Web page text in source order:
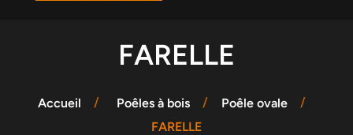
FARELLE
Accueil Poêles à bois
Poêle ovale
FARELLE